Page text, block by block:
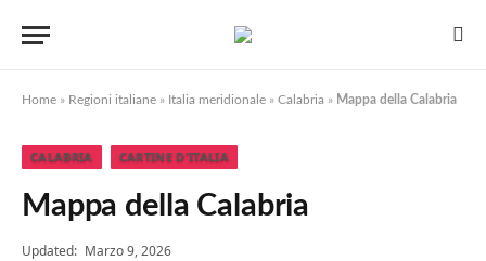
Home » Regioni italiane » Italia meridionale » Calabria » Mappa della Calabria
CALABRIA CARTINE D'ITALIA
Mappa della Calabria
Updated: Marzo 9, 2026